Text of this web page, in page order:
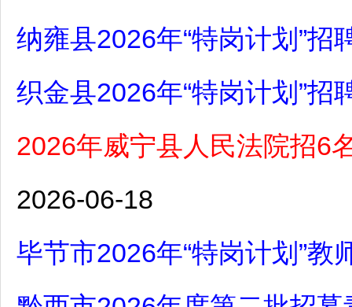
纳雍县2026年“特岗计划”招
织金县2026年“特岗计划”招
2026年威宁县人民法院招6
2026-06-18
毕节市2026年“特岗计划”教